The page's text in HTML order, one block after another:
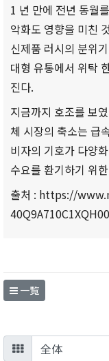
1 년 만에 전년 동월
악화도 영향을 미친
신제품 러시의 분위
대형 유통에서 위탁
진다.
지금까지 호조를 보
체 시장의 축소는 급
비자의 기호가 다양
수요를 환기하기 위
출처 : https://
一覧